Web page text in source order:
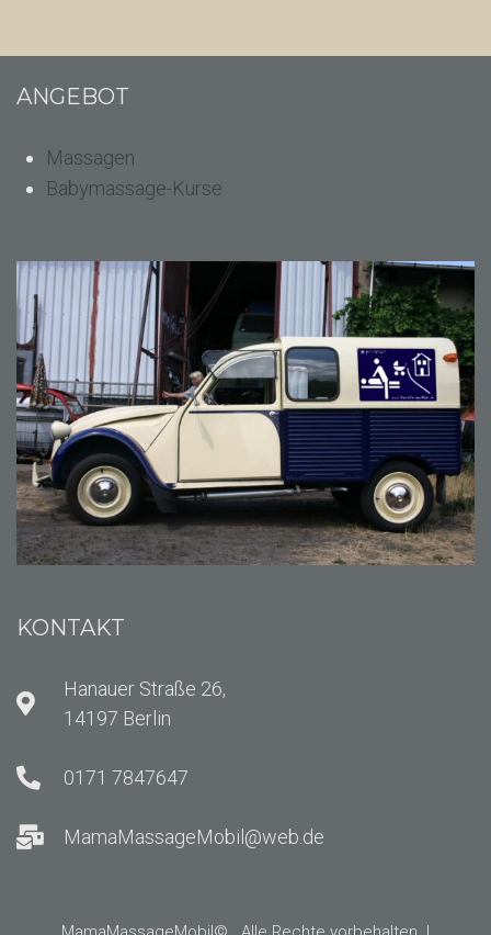
ANGEBOT
Massagen
Babymassage-Kurse
KONTAKT
Hanauer Straße 26,
14197 Berlin
0171 7847647
MamaMassageMobil@web.de